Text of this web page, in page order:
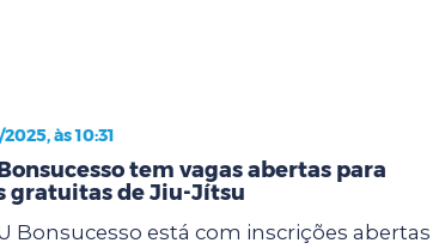
às 10:31
tem vagas abertas para
gratuitas de Jiu-Jítsu
Bonsucesso está com inscrições abertas